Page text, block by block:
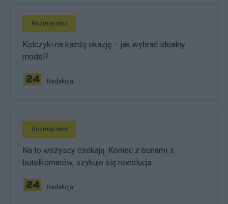
Rozmaitości
Kolczyki na każdą okazję – jak wybrać idealny
model?
Redakcja
Rozmaitości
Na to wszyscy czekają. Koniec z bonami z
butelkomatów, szykuje się rewolucja
Redakcja